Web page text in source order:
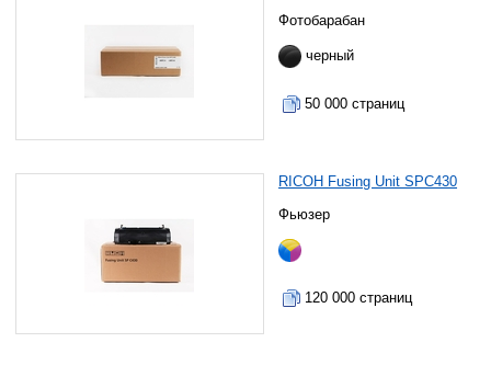
Фотобарабан
черный
50 000 страниц
RICOH Fusing Unit SPC430
Фьюзер
120 000 страниц